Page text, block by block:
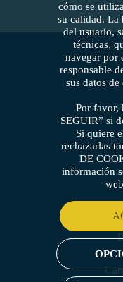
cómo se
su calidad. La
del usuario,
técnicas,
navegar por
responsable
sus datos
Por favor,
SEGUIR” si
Si quiere
rechazarlas
DE
información